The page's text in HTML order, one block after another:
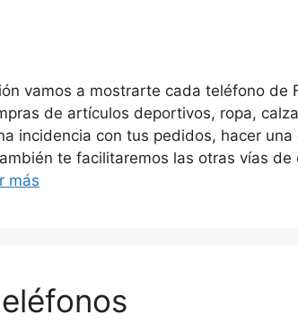
vamos a mostrarte cada teléfono de
de artículos deportivos, ropa,
incidencia con tus pedidos, hacer
te facilitaremos las otras vías
más